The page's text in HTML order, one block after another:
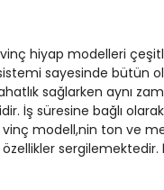
hiyap modelleri
sayesinde bütün
sağlarken aynı
İş süresine bağlı
modell,nin ton ve
sergilemektedir.